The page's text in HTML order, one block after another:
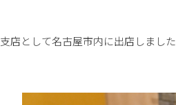
店として名古屋市内に出店しました